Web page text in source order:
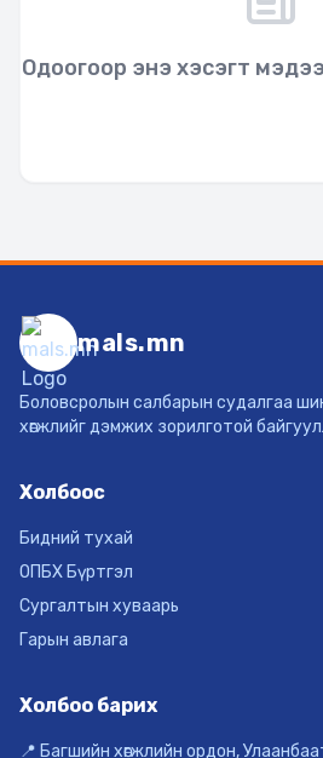
Одоогоор энэ хэсэгт
mals.mn
Боловсролын салбарын судалгаа
хөгжлийг дэмжих зорилготой
Холбоос
Бидний тухай
ОПБХ Бүртгэл
Сургалтын хуваарь
Гарын авлага
Холбоо барих
📍 Багшийн хөгжлийн ордон,